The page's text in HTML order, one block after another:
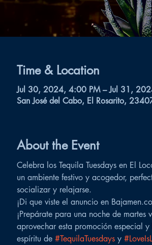
Time & Location
Jul 30, 2024, 4:00 PM – Jul 31,
San José del Cabo, El Rosarito,
About the Event
Celebra los Tequila Tuesdays en El
un ambiente festivo y acogedor,
socializar y relajarse.
¡Di que viste el anuncio en
¡Prepárate para una noche de
aprovechar esta promoción especial
espíritu de #TequilaTuesdays y